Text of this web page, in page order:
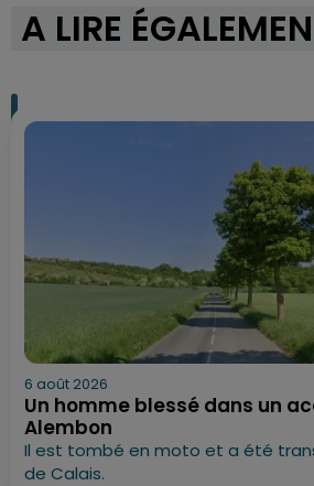
A LIRE
6 août 2026
Un homme blessé dans un
Alembon
Il est tombé en moto et a été
de Calais.